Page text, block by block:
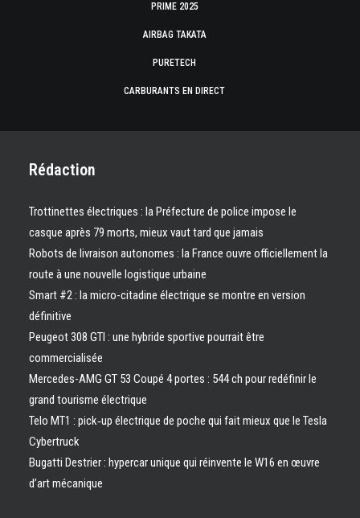
PRIME 2025
AIRBAG TAKATA
PURETECH
CARBURANTS EN DIRECT
Rédaction
Trottinettes électriques : la Préfecture de police impose le
casque après 79 morts, mieux vaut tard que jamais
Robots de livraison autonomes : la France ouvre officiellement la
route à une nouvelle logistique urbaine
Smart #2 : la micro-citadine électrique se montre en version
définitive
Peugeot 308 GTI : une hybride sportive pourrait être
commercialisée
Mercedes-AMG GT 53 Coupé 4 portes : 544 ch pour redéfinir le
grand tourisme électrique
Telo MT1 : pick‑up électrique de poche qui fait mieux que le Tesla
Cybertruck
Bugatti Destrier : hypercar unique qui réinvente le W16 en œuvre
d’art mécanique